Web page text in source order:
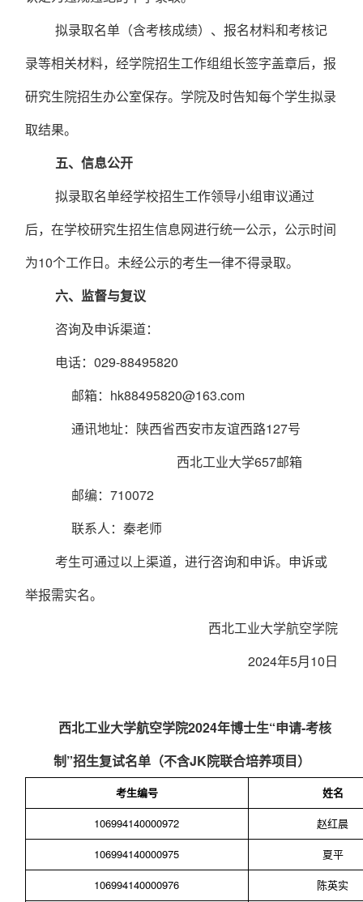
拟录取名单（含考核成绩）、报名材料和考核记
录等相关材料，经学院招生工作组组长签字盖章后，报
研究生院招生办公室保存。学院及时告知每个学生拟录
取结果。
五、信息公开
拟录取名单经学校招生工作领导小组审议通过
后，在学校研究生招生信息网进行统一公示，公示时间
为10个工作日。未经公示的考生一律不得录取。
六、监督与复议
咨询及申诉渠道：
电话： 029-88495820
邮箱： hk88495820@163.com
通讯地址：陕西省西安市友谊西路127号
西北工业大学657邮箱
邮编： 710072
联系人：秦老师
考生可通过以上渠道，进行咨询和申诉。申诉或
举报需实名。
西北工业大学航空学院
2024年5月10日
西北工业大学航空学院2024年博士生“申请-考核
制”招生复试名单（不含JK院联合培养项目）
考生编号
姓名
106994140000972
赵红晨
106994140000975
夏平
106994140000976
陈英实